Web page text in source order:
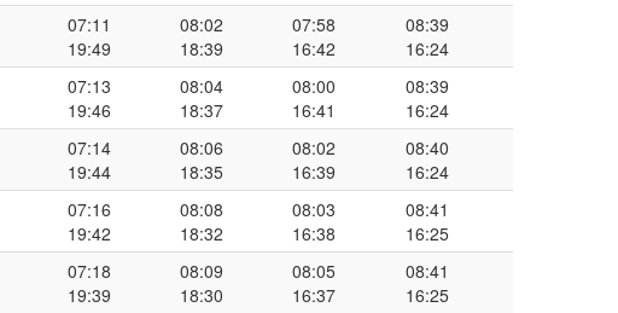
07:11
19:49
08:02
18:39
07:58
16:42
08:39
16:24
07:13
19:46
08:04
18:37
08:00
16:41
08:39
16:24
07:14
19:44
08:06
18:35
08:02
16:39
08:40
16:24
07:16
19:42
08:08
18:32
08:03
16:38
08:41
16:25
07:18
19:39
08:09
18:30
08:05
16:37
08:41
16:25